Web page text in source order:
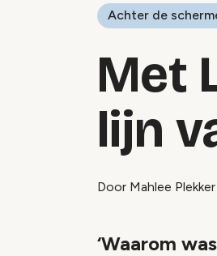
Achter de
Met
lijn
Door Mahlee Plekker
‘Waarom